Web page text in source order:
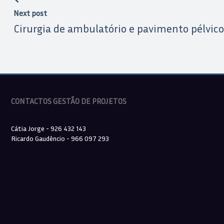
Next post
Cirurgia de ambulatório e pavimento pélvico
CONTACTOS GESTÃO DE PROJETOS
Cátia Jorge - 926 432 143
Ricardo Gaudêncio - 966 097 293